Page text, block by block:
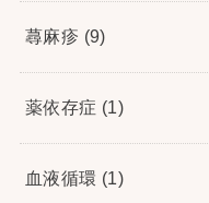
蕁麻疹 (9)
薬依存症 (1)
血液循環 (1)